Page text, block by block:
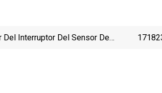
Del Interruptor Del Sensor De